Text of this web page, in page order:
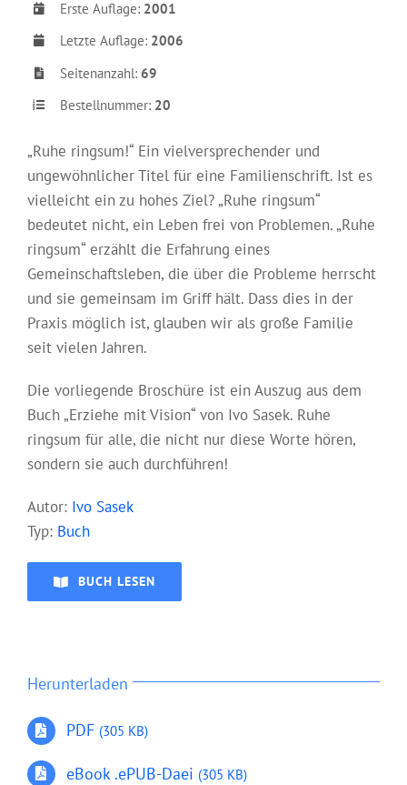
Erste Auflage: 2001
Letzte Auflage: 2006
Seitenanzahl: 69
Bestellnummer: 20
„Ruhe ringsum!“ Ein vielversprechender und
ungewöhnlicher Titel für eine Familienschrift. Ist es
vielleicht ein zu hohes Ziel? „Ruhe ringsum“
bedeutet nicht, ein Leben frei von Problemen. „Ruhe
ringsum“ erzählt die Erfahrung eines
Gemeinschaftsleben, die über die Probleme herrscht
und sie gemeinsam im Griff hält. Dass dies in der
Praxis möglich ist, glauben wir als große Familie
seit vielen Jahren.
Die vorliegende Broschüre ist ein Auszug aus dem
Buch „Erziehe mit Vision“ von Ivo Sasek. Ruhe
ringsum für alle, die nicht nur diese Worte hören,
sondern sie auch durchführen!
Autor: Ivo Sasek
Typ: Buch
BUCH LESEN
Herunterladen
PDF (305 KB)
eBook .ePUB-Daei (305 KB)